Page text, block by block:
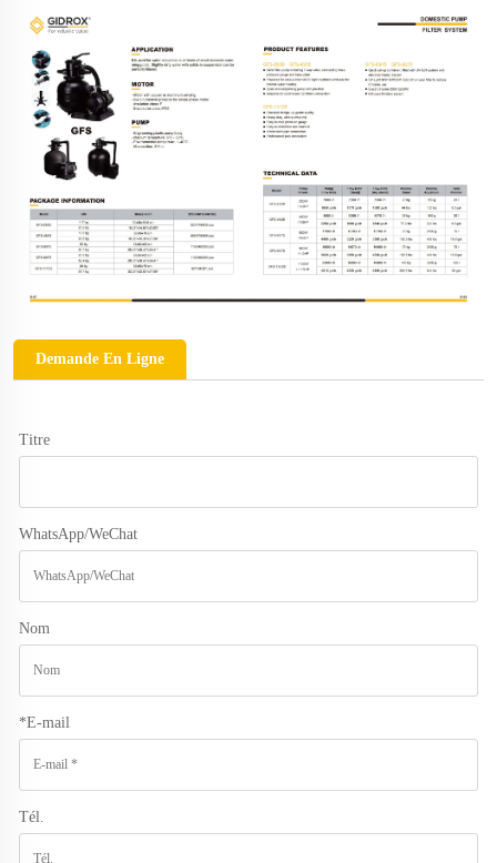
Demande En Ligne
Titre
WhatsApp/WeChat
Nom
*E-mail
Tél.